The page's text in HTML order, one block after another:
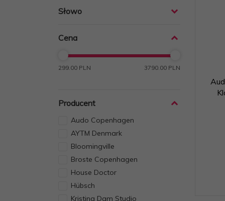
Słowo
Cena
299.00 PLN 3790.00 PLN
Producent
Audo Copenhagen
AYTM Denmark
Bloomingville
Broste Copenhagen
House Doctor
Hübsch
Kristina Dam Studio